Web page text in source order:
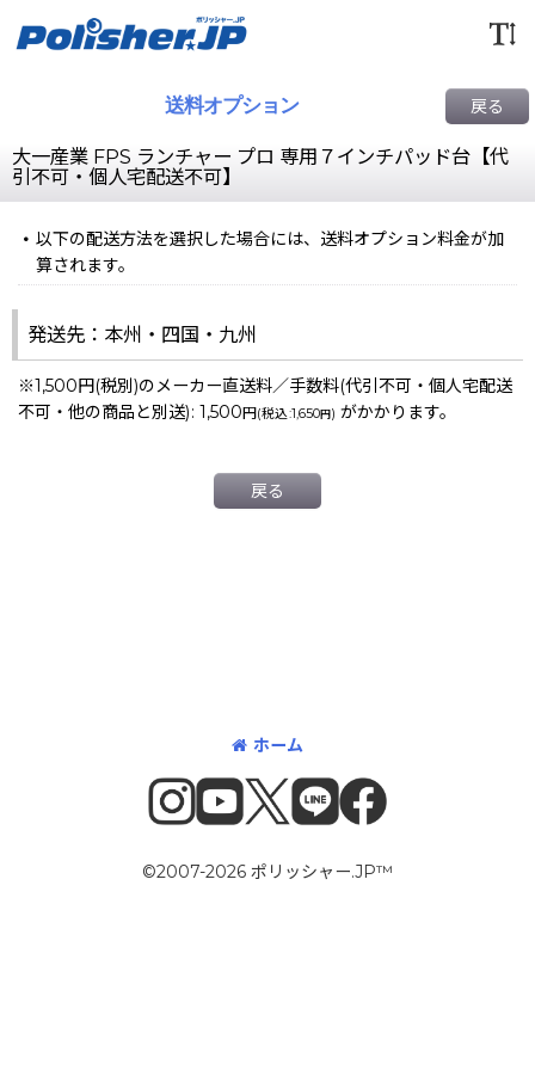
送料オプション 戻る
大一産業 FPS ランチャー プロ 専用７インチパッド台【代
引不可・個人宅配送不可】
以下の配送方法を選択した場合には、送料オプション料金が加
算されます。
発送先：本州・四国・九州
※1,500円(税別)のメーカー直送料／手数料(代引不可・個人宅配送
不可・他の商品と別送): 1,500円(税込:1,650円) がかかります。
戻る
ホーム
©2007-2026 ポリッシャー.JP™